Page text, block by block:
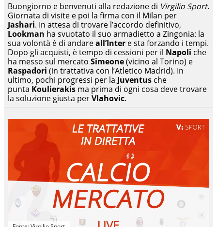
Buongiorno e benvenuti alla redazione di Virgilio Sport.
Giornata di visite e poi la firma con il Milan per
Jashari. In attesa di trovare l’accordo definitivo,
Lookman ha svuotato il suo armadietto a Zingonia: la
sua volontà è di andareall’Inter e sta forzando i tempi.
Dopo gli acquisti, è tempo di cessioni per il Napoli che
ha messo sul mercato Simeone(vicino al Torino) e
Raspadori (in trattativa con l’Atletico Madrid). In
ultimo, pochi progressi per la Juventus che
punta Koulierakis ma prima di ogni cosa deve trovare
la soluzione giusta perVlahovic.